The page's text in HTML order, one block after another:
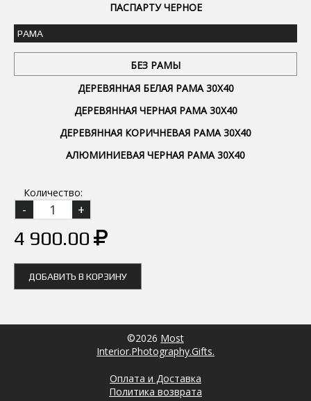
ПАСПАРТУ ЧЕРНОЕ
РАМА
БЕЗ РАМЫ
ДЕРЕВЯННАЯ БЕЛАЯ РАМА 30Х40
ДЕРЕВЯННАЯ ЧЕРНАЯ РАМА 30Х40
ДЕРЕВЯННАЯ КОРИЧНЕВАЯ РАМА 30Х40
АЛЮМИНИЕВАЯ ЧЕРНАЯ РАМА 30Х40
Количество:
4 900.00
ДОБАВИТЬ В КОРЗИНУ
©2026 Most
Interior.Photography.Gifts.
Оплата и Доставка
Политика возврата